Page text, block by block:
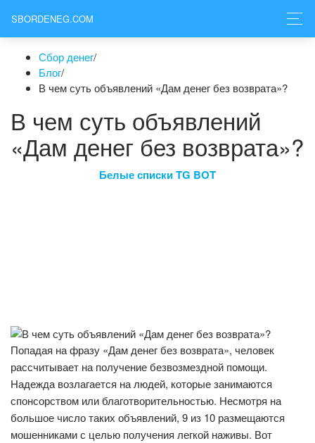
SBORDENEG.COM
Сбор денег/
Блог/
В чем суть объявлений «Дам денег без возврата»?
В чем суть объявлений
«Дам денег без возврата»?
Белые списки TG BOT
Попадая на фразу «Дам денег без возврата», человек
рассчитывает на получение безвозмездной помощи.
Надежда возлагается на людей, которые занимаются
спонсорством или благотворительностью. Несмотря на
большое число таких объявлений, 9 из 10 размещаются
мошенниками с целью получения легкой наживы. Вот